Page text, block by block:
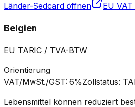
Länder-Sedcard öffnen
EU
Belgien
EU TARIC / TVA-BTW
Orientierung
VAT/MwSt./GST: 6%Zollstatus:
Lebensmittel können reduziert